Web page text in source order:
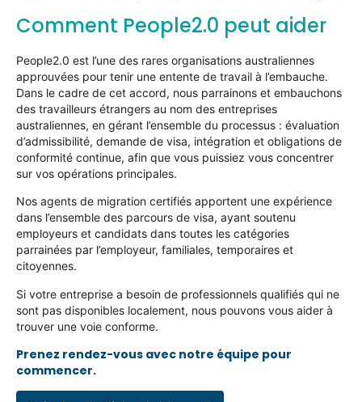
Comment People2.0 peut aider
People2.0 est l’une des rares organisations australiennes
approuvées pour tenir une entente de travail à l’embauche.
Dans le cadre de cet accord, nous parrainons et embauchons
des travailleurs étrangers au nom des entreprises
australiennes, en gérant l’ensemble du processus : évaluation
d’admissibilité, demande de visa, intégration et obligations de
conformité continue, afin que vous puissiez vous concentrer
sur vos opérations principales.
Nos agents de migration certifiés apportent une expérience
dans l’ensemble des parcours de visa, ayant soutenu
employeurs et candidats dans toutes les catégories
parrainées par l’employeur, familiales, temporaires et
citoyennes.
Si votre entreprise a besoin de professionnels qualifiés qui ne
sont pas disponibles localement, nous pouvons vous aider à
trouver une voie conforme.
Prenez rendez-vous avec notre équipe pour
commencer.